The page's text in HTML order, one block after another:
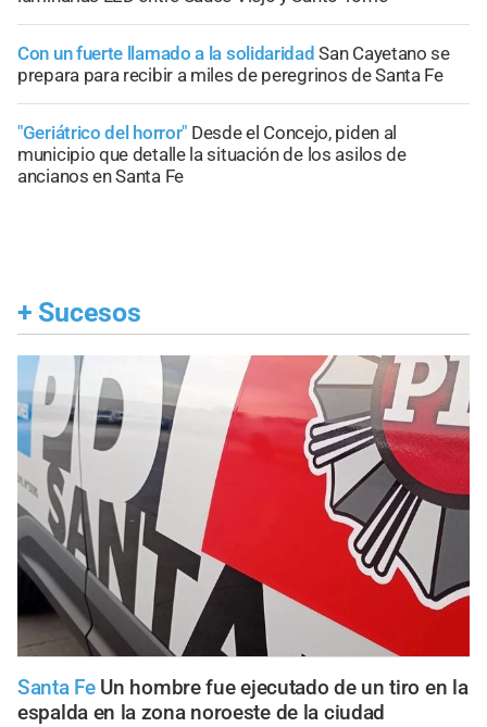
Con un fuerte llamado a la solidaridad San Cayetano se
prepara para recibir a miles de peregrinos de Santa Fe
"Geriátrico del horror" Desde el Concejo, piden al
municipio que detalle la situación de los asilos de
ancianos en Santa Fe
+ Sucesos
Santa Fe Un hombre fue ejecutado de un tiro en la
espalda en la zona noroeste de la ciudad